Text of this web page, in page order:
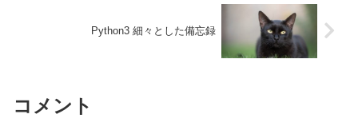
Python3 細々とした備忘録
コメント